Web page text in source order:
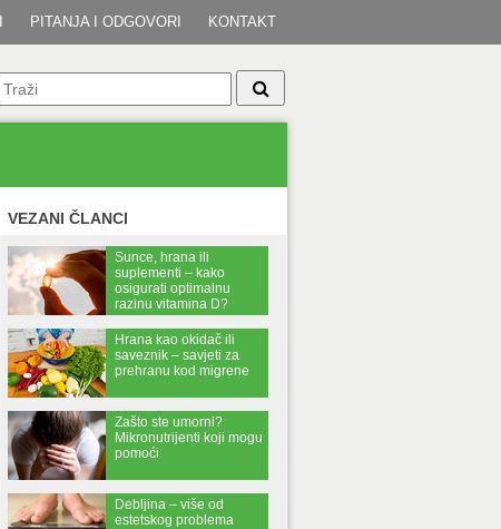
PITANJA I ODGOVORI KONTAKT
VEZANI ČLANCI
Sunce, hrana ili
suplementi – kako
osigurati optimalnu
razinu vitamina D?
Hrana kao okidač ili
saveznik – savjeti za
prehranu kod migrene
Zašto ste umorni?
Mikronutrijenti koji mogu
pomoći
Debljina – više od
estetskog problema